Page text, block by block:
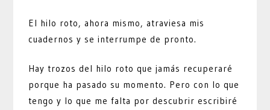
El hilo roto, ahora mismo, atraviesa mis
cuadernos y se interrumpe de pronto.
Hay trozos del hilo roto que jamás recuperaré
porque ha pasado su momento. Pero con lo que
tengo y lo que me falta por descubrir escribiré